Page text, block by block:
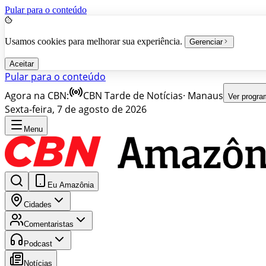
Pular para o conteúdo
Usamos cookies para melhorar sua experiência. Gerenciar
Aceitar
Pular para o conteúdo
Agora na CBN:
CBN Tarde de Notícias· Manaus Ver
Sexta-feira, 7 de agosto de 2026
Menu
Eu Amazônia
Cidades
Comentaristas
Podcast
Notícias